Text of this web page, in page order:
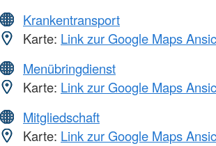
Krankentransport
Karte: Link zur Google Maps
Menübringdienst
Karte: Link zur Google Maps
Mitgliedschaft
Karte: Link zur Google Maps